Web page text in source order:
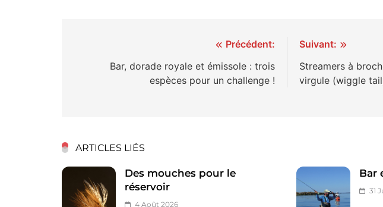
Précédent:
Bar, dorade royale et émissole : trois
espèces pour un challenge !
Suivant:
Streamers à
virgule (wiggle
ARTICLES LIÉS
Des mouches pour le
réservoir
4 Août 2026
Bar
31